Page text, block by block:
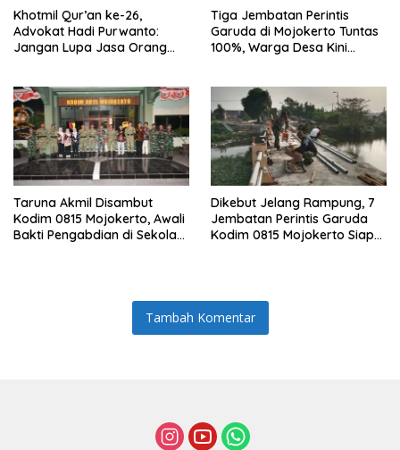
Khotmil Qur’an ke-26,
Advokat Hadi Purwanto:
Jangan Lupa Jasa Orang
Tiga Jembatan Perintis
Garuda di Mojokerto Tuntas
100%, Warga Desa Kini
Taruna Akmil Disambut
Kodim 0815 Mojokerto, Awali
Bakti Pengabdian di Sekolah
Dikebut Jelang Rampung, 7
Jembatan Perintis Garuda
Kodim 0815 Mojokerto Siap
Tambah Komentar